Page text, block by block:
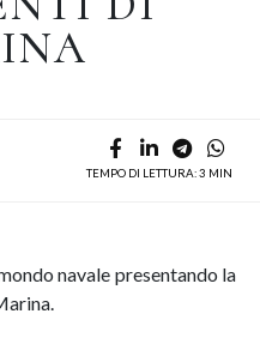
TEMPO DI LETTURA: 3 MIN
navale presentando la